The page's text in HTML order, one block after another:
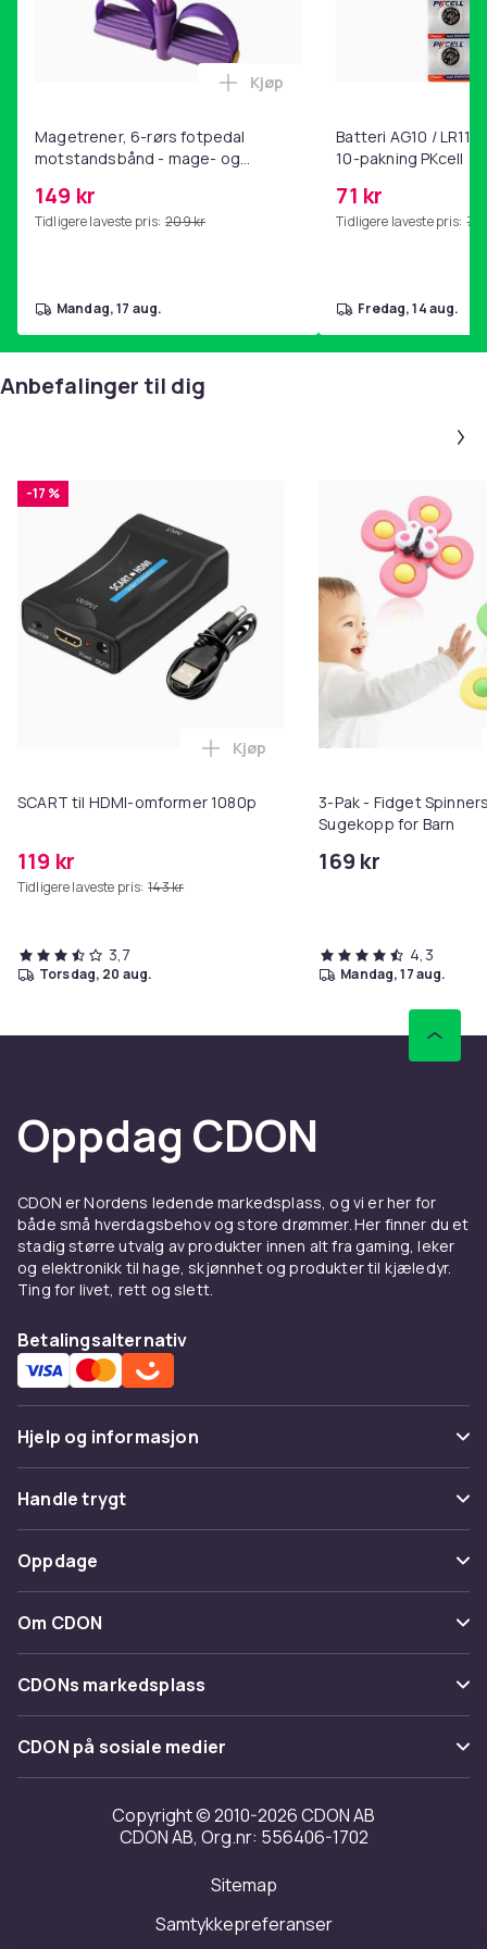
Magetrener, 6-rørs fotpedal
motstandsbånd - mage- og
hjemmegymnastikk Purple
149 kr
Tidligere laveste pris: 209 kr
Legg Magetrener, 6-rørs
Kjøp
mandag, 17 aug.
Batteri AG10 /
10-pakning PKcell
71 kr
Tidligere laveste pris: 76
fredag, 14 aug.
Anbefalinger til dig
-17 %
SCART til HDMI-omformer 1080p
119 kr
Tidligere laveste pris: 143 kr
Legg SCART til HDMI-omformer
Kjøp
3,7
torsdag, 20 aug.
3-Pak - Fidget
Sugekopp for Barn
169 kr
4,3
mandag, 17 aug.
Oppdag CDON
CDON er Nordens ledende markedsplass, og vi er her for
både små hverdagsbehov og store drømmer. Her finner du et
stadig større utvalg av produkter innen alt fra gaming, leker
og elektronikk til hage, skjønnhet og produkter til kjæledyr.
Ting for livet, rett og slett.
Betalingsalternativ
Hjelp og informasjon
Vanlige spørsmål
Spor pakke
Angre & returner her
Kontakt oss
Handle trygt
Betaling
Levering
Tilbakekallinger
Oppdage
Kategorier
Varemerker
Om CDON
Om oss
Kundeanmeldelser
Jobbe på CDON
Investor relations
Tilgjengelighet
CDONs markedsplass
Merchant Help Center
CDON på sosiale medier
Copyright © 2010-2026 CDON AB
CDON AB, Org.nr: 556406-1702
Sitemap
Samtykkepreferanser